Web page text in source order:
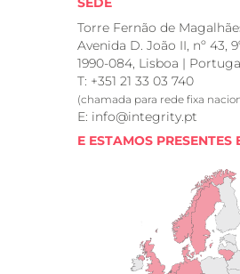
Torre Fernão de
Avenida D. João II, nº 43,
1990-084, Lisboa |
T: +351 21 33 03 740
(chamada para rede fixa
E: info@integrity.pt
E ESTAMOS